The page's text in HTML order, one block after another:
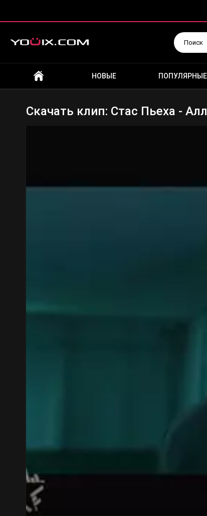
НОВЫЕ ПОПУЛЯРНЫЕ
Скачать клип: Стас Пьеха -